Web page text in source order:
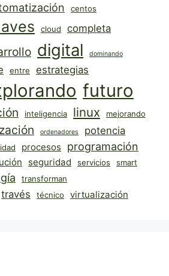
centos
cloud completa
digital dominando
entre estrategias
futuro
inteligencia linux mejorando
ordenadores potencia
procesos programación
seguridad servicios smart
transforman
través técnico virtualización